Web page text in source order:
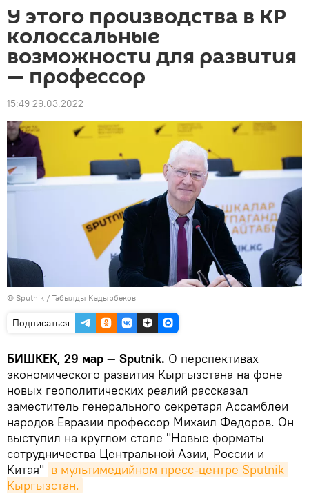
У этого производства в КР
колоссальные
возможности для развития
— профессор
15:49 29.03.2022
© Sputnik / Табылды Кадырбеков
Подписаться
БИШКЕК, 29 мар — Sputnik. О перспективах
экономического развития Кыргызстана на фоне
новых геополитических реалий рассказал
заместитель генерального секретаря Ассамблеи
народов Евразии профессор Михаил Федоров. Он
выступил на круглом столе "Новые форматы
сотрудничества Центральной Азии, России и
Китая" в мультимедийном пресс-центре Sputnik
Кыргызстан.